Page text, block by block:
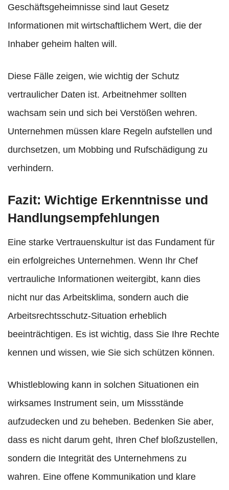
Geschäftsgeheimnisse sind laut Gesetz
Informationen mit wirtschaftlichem Wert, die der
Inhaber geheim halten will.
Diese Fälle zeigen, wie wichtig der Schutz
vertraulicher Daten ist. Arbeitnehmer sollten
wachsam sein und sich bei Verstößen wehren.
Unternehmen müssen klare Regeln aufstellen und
durchsetzen, um Mobbing und Rufschädigung zu
verhindern.
Fazit: Wichtige Erkenntnisse und
Handlungsempfehlungen
Eine starke Vertrauenskultur ist das Fundament für
ein erfolgreiches Unternehmen. Wenn Ihr Chef
vertrauliche Informationen weitergibt, kann dies
nicht nur das Arbeitsklima, sondern auch die
Arbeitsrechtsschutz-Situation erheblich
beeinträchtigen. Es ist wichtig, dass Sie Ihre Rechte
kennen und wissen, wie Sie sich schützen können.
Whistleblowing kann in solchen Situationen ein
wirksames Instrument sein, um Missstände
aufzudecken und zu beheben. Bedenken Sie aber,
dass es nicht darum geht, Ihren Chef bloßzustellen,
sondern die Integrität des Unternehmens zu
wahren. Eine offene Kommunikation und klare